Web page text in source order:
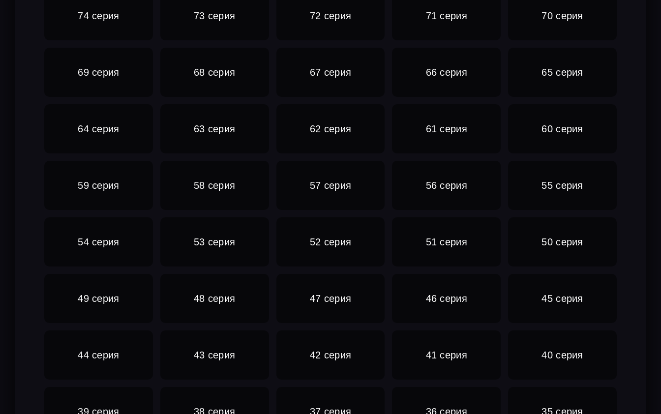
74 серия 73 серия 72 серия 71 серия 70 серия
69 серия 68 серия 67 серия 66 серия 65 серия
64 серия 63 серия 62 серия 61 серия 60 серия
59 серия 58 серия 57 серия 56 серия 55 серия
54 серия 53 серия 52 серия 51 серия 50 серия
49 серия 48 серия 47 серия 46 серия 45 серия
44 серия 43 серия 42 серия 41 серия 40 серия
39 серия 38 серия 37 серия 36 серия 35 серия